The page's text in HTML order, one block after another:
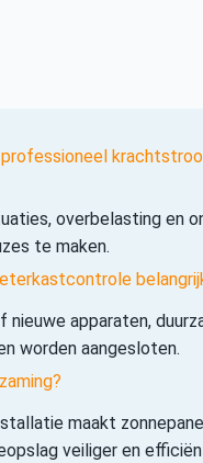
overbelasting en
te maken.
apparaten,
worden aangesloten.
maakt
veiliger en